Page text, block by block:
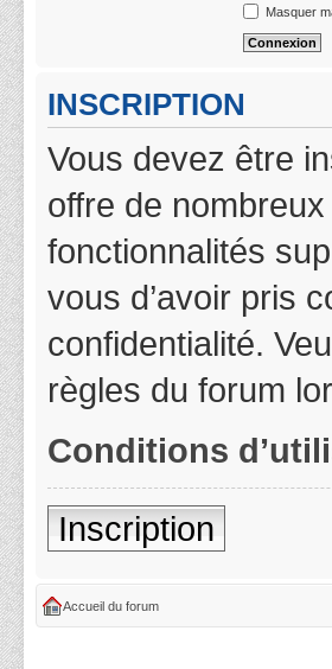
Masquer
INSCRIPTION
Vous devez être
offre de
fonctionnalités
vous d’avoir pris
confidentialité.
règles du forum
Conditions
Inscription
Accueil du forum